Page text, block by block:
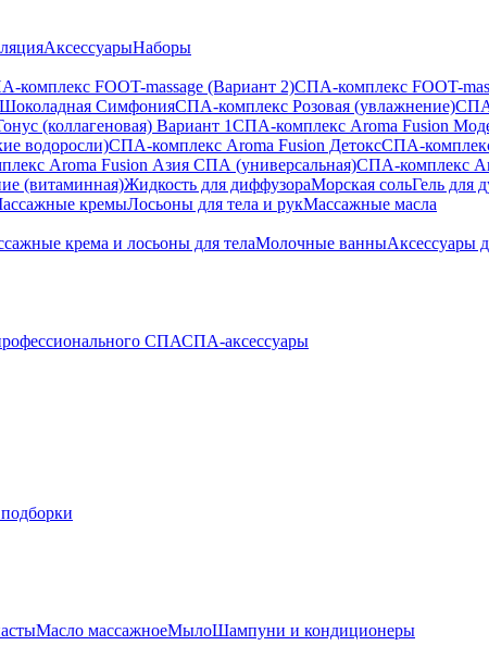
АксессуарыНаборы
комплекс FOOT-massage (Вариант 2)СПА-комплекс FOOT-
СимфонияСПА-комплекс Розовая (увлажнение)
(коллагеновая) Вариант 1СПА-комплекс Aroma Fusion
водоросли)СПА-комплекс Aroma Fusion ДетоксСПА-
Aroma Fusion Азия СПА (универсальная)СПА-комплекс
(витаминная)Жидкость для диффузораМорская сольГель для
кремыЛосьоны для тела и рукМассажные масла
крема и лосьоны для телаМолочные ванныАксессуары
СПАСПА-аксессуары
Масло массажноеМылоШампуни и кондиционеры